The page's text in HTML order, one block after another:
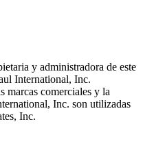
y administradora de este
International, Inc.
marcas comerciales y la
Inc. son utilizadas
Inc.